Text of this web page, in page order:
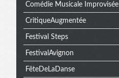
Comédie Musicale Improvisée
CritiqueAugmentée
Festival Steps
FestivalAvignon
FêteDeLaDanse